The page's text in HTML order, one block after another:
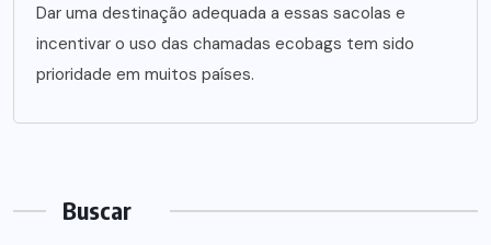
Dar uma destinação adequada a essas sacolas e
incentivar o uso das chamadas ecobags tem sido
prioridade em muitos países.
Buscar